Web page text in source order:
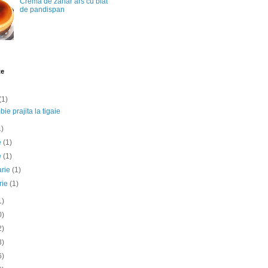
de pandispan
prajita la tigaie
(1)
(1)
(1)
(1)